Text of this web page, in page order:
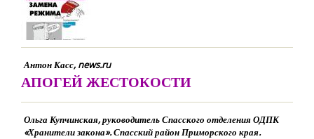
Антон Касс, news.ru
АПОГЕЙ ЖЕСТОКОСТИ
Ольга Купчинская, руководитель Спасского отделения ОДПК
«Хранители закона». Спасский район Приморского края.